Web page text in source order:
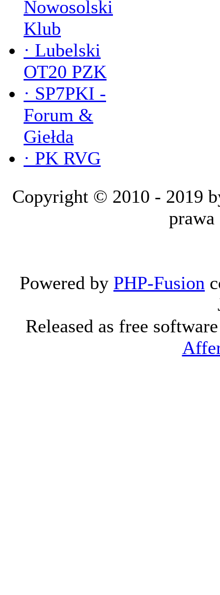
Nowosolski
Klub
· Lubelski
OT20 PZK
· SP7PKI -
Forum &
Giełda
· PK RVG
Copyright © 2010 - 2019
prawa
Powered by PHP-Fusion
Released as free